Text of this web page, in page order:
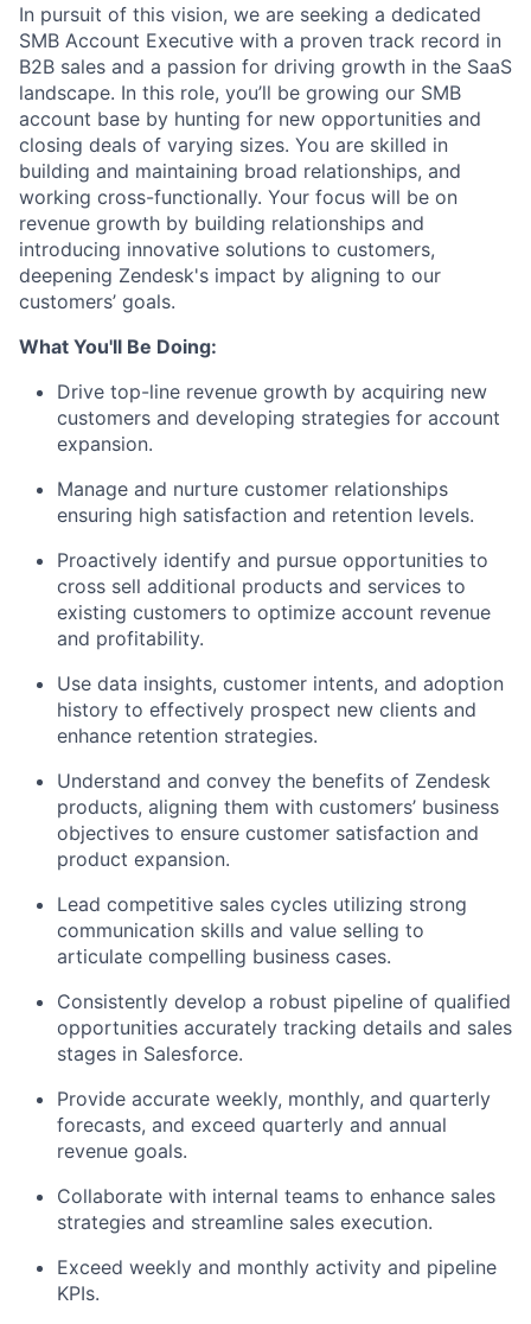
In pursuit of this vision, we are seeking a dedicated
SMB Account Executive with a proven track record in
B2B sales and a passion for driving growth in the SaaS
landscape. In this role, you’ll be growing our SMB
account base by hunting for new opportunities and
closing deals of varying sizes. You are skilled in
building and maintaining broad relationships, and
working cross-functionally. Your focus will be on
revenue growth by building relationships and
introducing innovative solutions to customers,
deepening Zendesk's impact by aligning to our
customers’ goals.
What You'll Be Doing:
Drive top-line revenue growth by acquiring new
customers and developing strategies for account
expansion.
Manage and nurture customer relationships
ensuring high satisfaction and retention levels.
Proactively identify and pursue opportunities to
cross sell additional products and services to
existing customers to optimize account revenue
and profitability.
Use data insights, customer intents, and adoption
history to effectively prospect new clients and
enhance retention strategies.
Understand and convey the benefits of Zendesk
products, aligning them with customers’ business
objectives to ensure customer satisfaction and
product expansion.
Lead competitive sales cycles utilizing strong
communication skills and value selling to
articulate compelling business cases.
Consistently develop a robust pipeline of qualified
opportunities accurately tracking details and sales
stages in Salesforce.
Provide accurate weekly, monthly, and quarterly
forecasts, and exceed quarterly and annual
revenue goals.
Collaborate with internal teams to enhance sales
strategies and streamline sales execution.
Exceed weekly and monthly activity and pipeline
KPIs.